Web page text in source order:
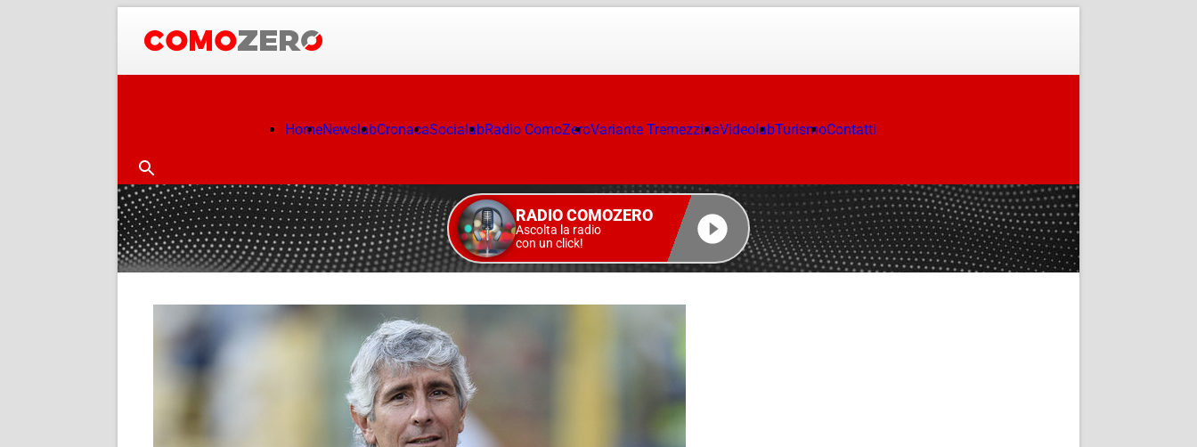
HomeNewslabCronacaSocialabRadio ComoZeroVariante TremezzinaVideolabTurismoContatti
RADIO COMOZERO
Ascolta la radio
con un click!